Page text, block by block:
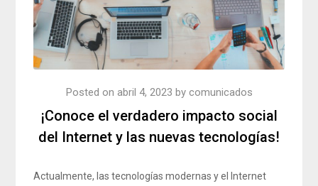
¡Conoce el verdadero impacto social
del Internet y las nuevas tecnologías!
Posted on abril 4, 2023 by comunicados
Actualmente, las tecnologías modernas y el Internet